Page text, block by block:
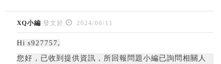
XQ小編 發文於 2024/06/11
Hi s927757,
您好， 已收到提供資訊，所回報問題小編已詢問相關人